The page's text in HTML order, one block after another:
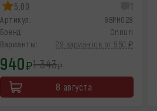
5,00 1
Артикул:
GBPH028
Бренд:
Onnuri
Варианты:
29 вариантов от 950 ₽
940₽1 343₽
8 августа